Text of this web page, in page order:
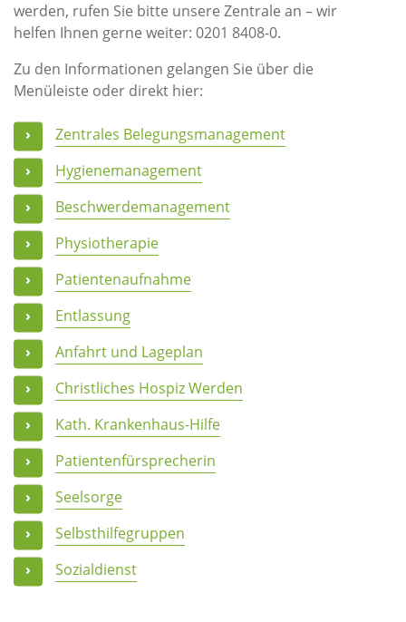
werden, rufen Sie bitte unsere Zentrale an – wir
helfen Ihnen gerne weiter: 0201 8408-0.
Zu den Informationen gelangen Sie über die
Menüleiste oder direkt hier:
Zentrales Belegungsmanagement
Hygienemanagement
Beschwerdemanagement
Physiotherapie
Patientenaufnahme
Entlassung
Anfahrt und Lageplan
Christliches Hospiz Werden
Kath. Krankenhaus-Hilfe
Patientenfürsprecherin
Seelsorge
Selbsthilfegruppen
Sozialdienst